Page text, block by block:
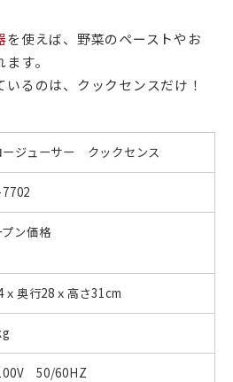
を使えば、野菜のペーストやお
す。
るのは、クックセンスだけ！
ージューサー クックセンス
プン価格
ｘ奥行28ｘ高さ31cm
50/60HZ